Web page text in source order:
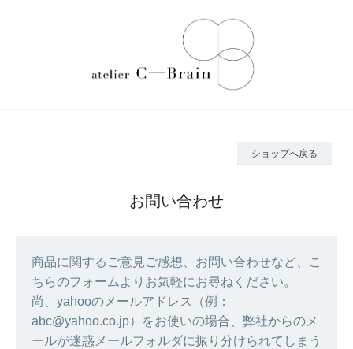
ショップへ戻る
お問い合わせ
商品に関するご意見ご感想、お問い合わせなど、こ
ちらのフォームよりお気軽にお尋ねください。
尚、yahooのメールアドレス（例：
abc@yahoo.co.jp）をお使いの場合、弊社からのメ
ールが迷惑メールフォルダに振り分けられてしまう